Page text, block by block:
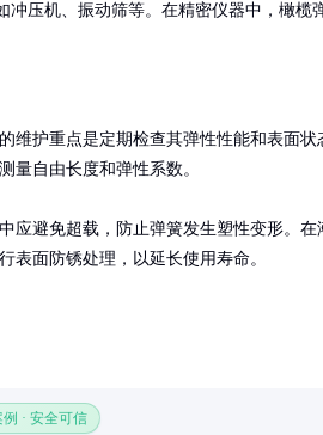
压机、振动筛等。在精密仪器中，橄榄
的维护重点是定期检查其弹性性能和表面
量自由长度和弹性系数。
应避免超载，防止弹簧发生塑性变形。
表面防锈处理，以延长使用寿命。
· 安全可信